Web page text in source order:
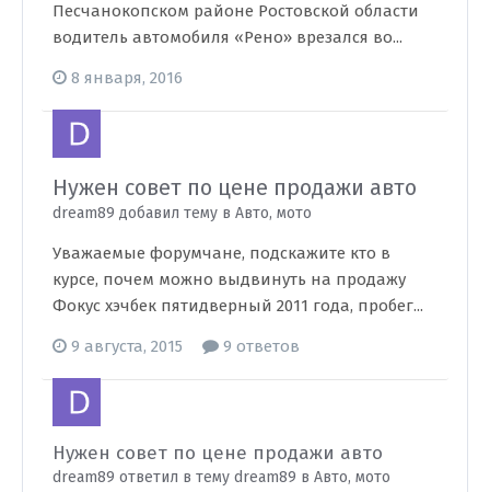
Песчанокопском районе Ростовской области
водитель автомобиля «Рено» врезался во...
8 января, 2016
Нужен совет по цене продажи авто
dream89 добавил тему в Авто, мото
Уважаемые форумчане, подскажите кто в
курсе, почем можно выдвинуть на продажу
Фокус хэчбек пятидверный 2011 года, пробег...
9 августа, 2015 9 ответов
Нужен совет по цене продажи авто
dream89 ответил в тему dream89 в Авто, мото